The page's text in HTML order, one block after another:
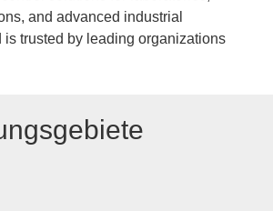
and advanced industrial
is trusted by leading organizations